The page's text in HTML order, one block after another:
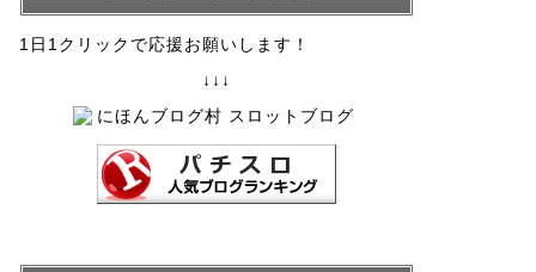
1日1クリックで応援お願いします！
↓↓↓